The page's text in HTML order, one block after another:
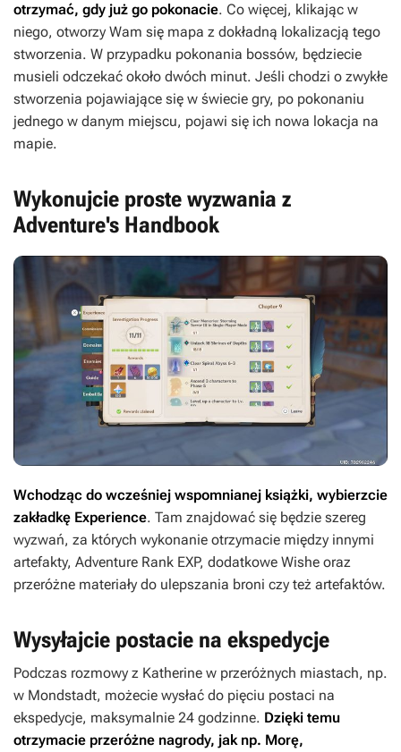
otrzymać, gdy już go pokonacie. Co więcej, klikając w
niego, otworzy Wam się mapa z dokładną lokalizacją tego
stworzenia. W przypadku pokonania bossów, będziecie
musieli odczekać około dwóch minut. Jeśli chodzi o zwykłe
stworzenia pojawiające się w świecie gry, po pokonaniu
jednego w danym miejscu, pojawi się ich nowa lokacja na
mapie.
Wykonujcie proste wyzwania z
Adventure's Handbook
Wchodząc do wcześniej wspomnianej książki, wybierzcie
zakładkę Experience. Tam znajdować się będzie szereg
wyzwań, za których wykonanie otrzymacie między innymi
artefakty, Adventure Rank EXP, dodatkowe Wishe oraz
przeróżne materiały do ulepszania broni czy też artefaktów.
Wysyłajcie postacie na ekspedycje
Podczas rozmowy z Katherine w przeróżnych miastach, np.
w Mondstadt, możecie wysłać do pięciu postaci na
ekspedycje, maksymalnie 24 godzinne. Dzięki temu
otrzymacie przeróżne nagrody, jak np. Morę,